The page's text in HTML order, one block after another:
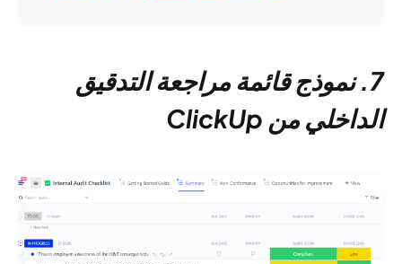
7. نموذج قائمة مراجعة التدقيق
الداخلي من ClickUp